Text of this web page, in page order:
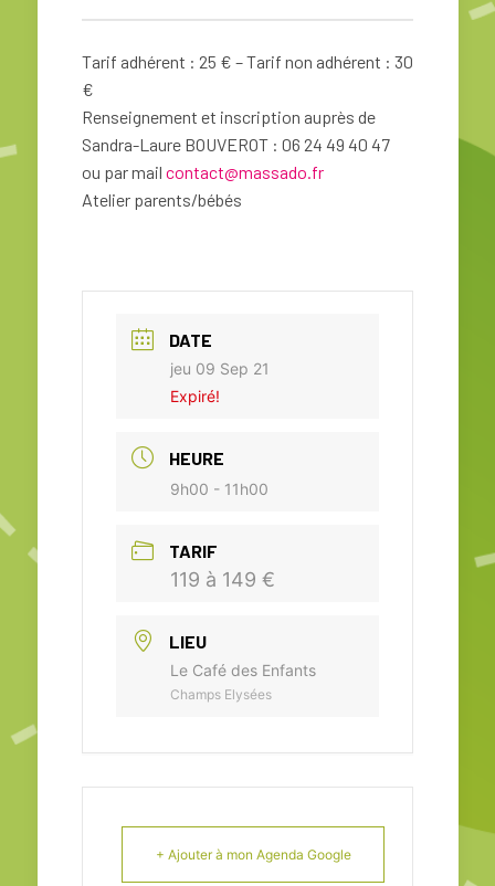
Tarif adhérent : 25 € – Tarif non adhérent : 30
€
Renseignement et inscription auprès de
Sandra-Laure BOUVEROT : 06 24 49 40 47
ou par mail contact@massado.fr
Atelier parents/bébés
DATE
jeu 09 Sep 21
Expiré!
HEURE
9h00 - 11h00
TARIF
119 à 149 €
LIEU
Le Café des Enfants
Champs Elysées
+ Ajouter à mon Agenda Google